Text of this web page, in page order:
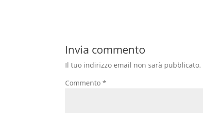
Invia commento
Il tuo indirizzo email non sarà pubblicato.
Commento*